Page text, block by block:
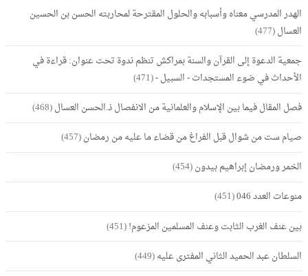
الهدر المدرسي معناه وأسبابه والحلول المقترحة لمحاربته الحسن بن الحسين
العسال(477)
جمعية الدعوة إلى القرآن والسنة بمراكش تنظم ندوة تحت عنوان: قراءة في
الأحداث في ضوء المستجدات - السبيل -(471)
فصل المقال فيما بين الإسلام والعلمانية من الانفصال ذ.الحسن العسال(468)
صيام ست من شوال قبل الفراغ من قضاء ما عليه من رمضان(457)
الخمر ورمضان إبراهيم بيدون(454)
منوعات العدد 046
(451)
بين عنف الغرب الثابت وعنف المسلمين المزعوم!(451)
السلطان عبد الحميد الثاني المفترى عليه(449)